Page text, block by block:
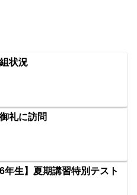
状況
礼に訪問
6年生】夏期講習特別テスト